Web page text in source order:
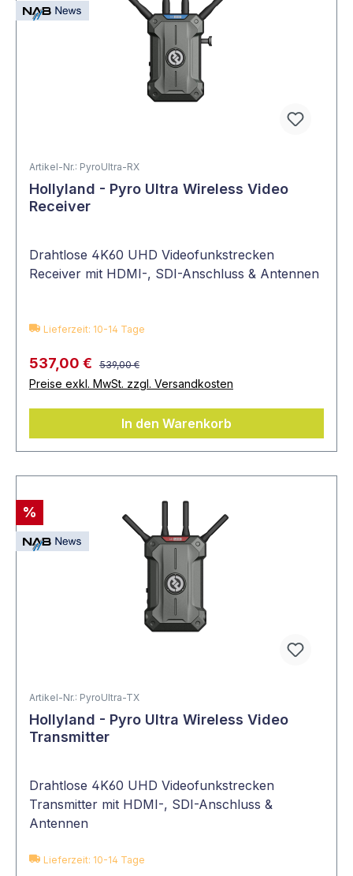
Artikel-Nr.: PyroUltra-RX
Hollyland - Pyro Ultra Wireless Video
Receiver
Drahtlose 4K60 UHD Videofunkstrecken
Receiver mit HDMI-, SDI-Anschluss & Antennen
Lieferzeit: 10-14 Tage
537,00 € 539,00 €
Preise exkl. MwSt. zzgl. Versandkosten
In den Warenkorb
%
Artikel-Nr.: PyroUltra-TX
Hollyland - Pyro Ultra Wireless Video
Transmitter
Drahtlose 4K60 UHD Videofunkstrecken
Transmitter mit HDMI-, SDI-Anschluss &
Antennen
Lieferzeit: 10-14 Tage